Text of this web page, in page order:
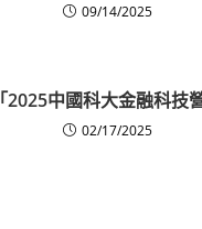
09/14/2025
「2025中國科大金融科技
02/17/2025